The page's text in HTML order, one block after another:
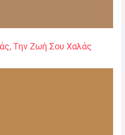
Την Ζωή Σου Χαλάς